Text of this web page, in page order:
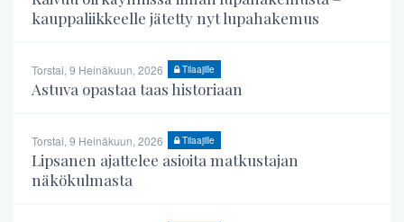
kauppaliikkeelle jätetty nyt lupahakemus
Torstai, 9 Heinäkuun, 2026 Tilaajille
Astuva opastaa taas historiaan
Torstai, 9 Heinäkuun, 2026 Tilaajille
Lipsanen ajattelee asioita matkustajan
näkökulmasta